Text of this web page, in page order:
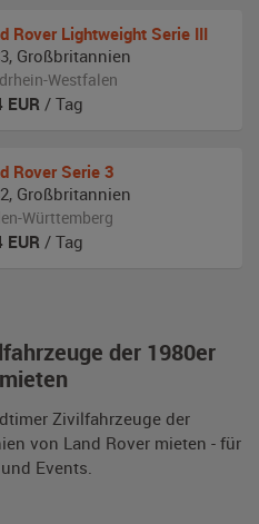
der 1980er
Zivilfahrzeuge der
von Land Rover mieten - für
Events.
Rover Lightweight Serie III
, Großbritannien
Westfalen
EUR / Tag
Rover Serie 3
, Großbritannien
Württemberg
EUR / Tag